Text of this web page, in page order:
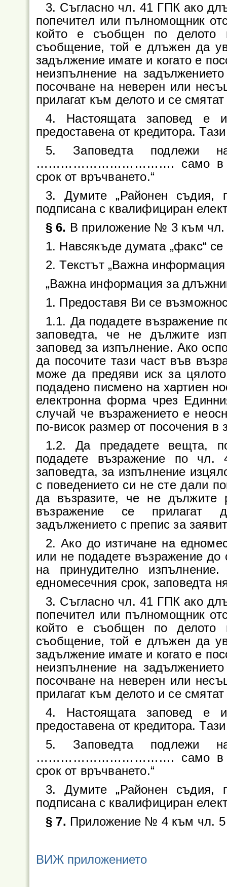
3. Съгласно чл. 41 ГПК ако
попечител или пълномощник
който е съобщен по
съобщение, той е длъжен да
задължение имате и когато е
неизпълнение на
посочване на неверен или
прилагат към делото и се
4. Настоящата заповед е
предоставена от кредитора.
5. Заповедта подлежи
……………………………. само в
срок от връчването.“
3. Думите „Районен съдия,
подписана с квалифициран
§ 6. В приложение № 3 към чл.
1. Навсякъде думата „факс“
2. Текстът „Важна
„Важна информация за
1. Предоставя Ви се
1.1. Да подадете възражение
заповедта, че не дължите
заповед за изпълнение. Ако
да посочите тази част във
може да предяви иск за
подадено писмено на хартиен
електронна форма чрез
случай че възражението е
по-висок размер от посочения в
1.2. Да предадете вещта,
подадете възражение по
заповедта, за изпълнение
с поведението си не сте дали
да възразите, че не дължите
възражение се прилагат
задължението с препис за
2. Ако до изтичане на
или не подадете възражение
на принудително
едномесечния срок, заповедта
3. Съгласно чл. 41 ГПК ако
попечител или пълномощник
който е съобщен по
съобщение, той е длъжен да
задължение имате и когато е
неизпълнение на
посочване на неверен или
прилагат към делото и се
4. Настоящата заповед е
предоставена от кредитора.
5. Заповедта подлежи
……………………………. само в
срок от връчването.“
3. Думите „Районен съдия,
подписана с квалифициран
§ 7. Приложение № 4 към чл. 5
ВИЖ приложението